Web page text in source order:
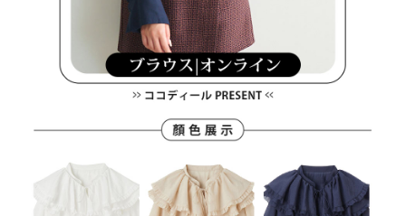
４．使用「AFTEE先享後付」時，將依據個別帳號之用戶狀況，依本公司即
時審查核予不同之上限額度；若仍有額度不足之情形，本公司將視審查結果
請求用戶進行身份認證。
５．嚴禁一人註冊多個帳號或使用他人資訊註冊。若發現惡意使用之情形，
恩沛科技股份有限公司將有權停止該用戶之使用額度並採取法律行動。